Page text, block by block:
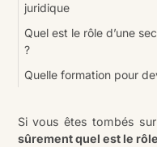
juridique
Quel est le rôle d’une
?
Quelle formation pour
Si vous êtes tombés
sûrement quel est le